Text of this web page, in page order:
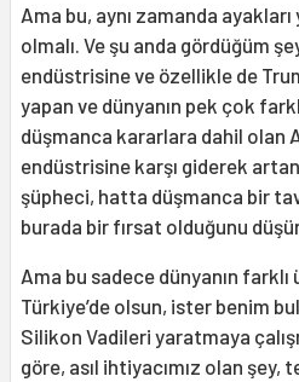
Ama bu, aynı zamanda
olmalı. Ve şu anda gördüğüm
endüstrisine ve özellikle de
yapan ve dünyanın pek çok
düşmanca kararlara dahil olan
endüstrisine karşı giderek artan
şüpheci, hatta düşmanca bir
burada bir fırsat olduğunu
Ama bu sadece dünyanın
Türkiye’de olsun, ister benim
Silikon Vadileri yaratmaya
göre, asıl ihtiyacımız olan